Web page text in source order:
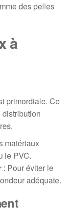
des pelles
à
primordiale. Ce
distribution
matériaux
le PVC.
: Pour éviter le
adéquate.